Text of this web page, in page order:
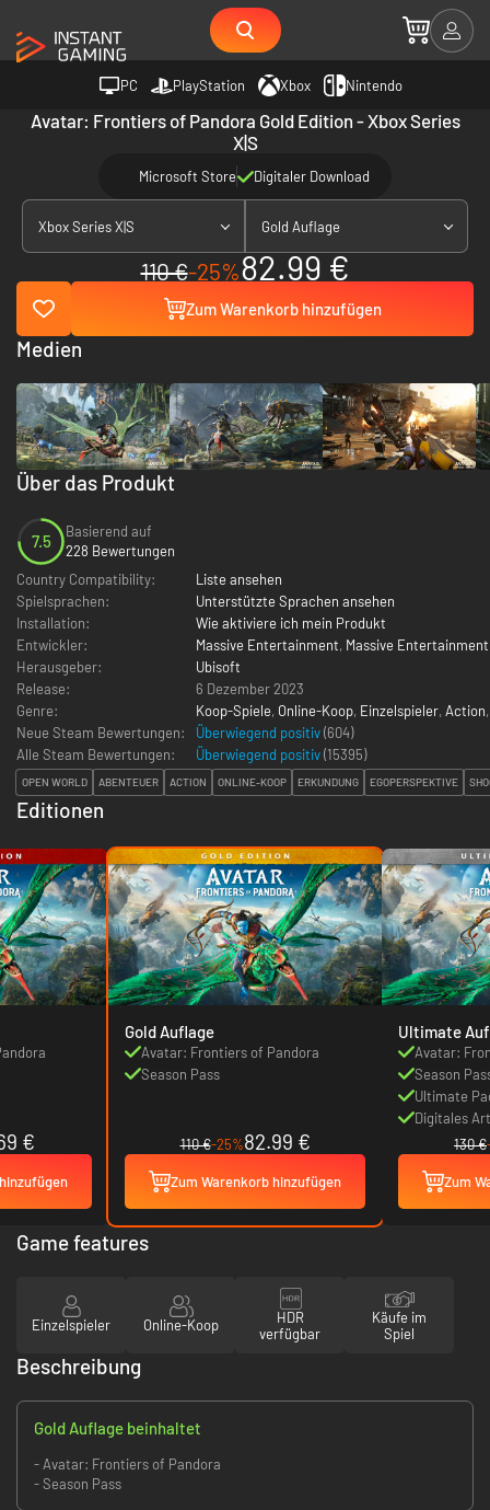
PC PlayStation Xbox Nintendo
Avatar: Frontiers of Pandora Gold Edition - Xbox Series
X|S
Microsoft Store Digitaler Download
Xbox Series X|S Gold Auflage
110 €-25%82.99 €
Zum Warenkorb hinzufügen
Über das Produkt
7.5
Basierend auf
228 Bewertungen
Country Compatibility:
Liste ansehen
Spielsprachen:
Unterstützte Sprachen ansehen
Installation:
Wie aktiviere ich mein Produkt
Entwickler:
Massive Entertainment, Massive
Herausgeber:
Ubisoft
Release:
6 Dezember 2023
Genre:
Koop-Spiele, Online-Koop, Einzelspieler, Action
Neue Steam Bewertungen:
Überwiegend positiv(604)
Alle Steam Bewertungen:
Überwiegend positiv(15395)
OPEN WORLD ABENTEUER ACTION ONLINE-KOOP ERKUNDUNG EGOPERSPEKTIVE
Editionen
€
Gold Auflage
Avatar: Frontiers of Pandora
Season Pass
110 €-25%82.99 €
Zum Warenkorb hinzufügen
Ultimate
Avatar:
Season
Ultimate
Digitales
130 €
Zum
Medien
Game features
Einzelspieler Online-Koop
HDR
verfügbar
Käufe im
Spiel
Beschreibung
Gold Auflage beinhaltet
- Avatar: Frontiers of Pandora
- Season Pass